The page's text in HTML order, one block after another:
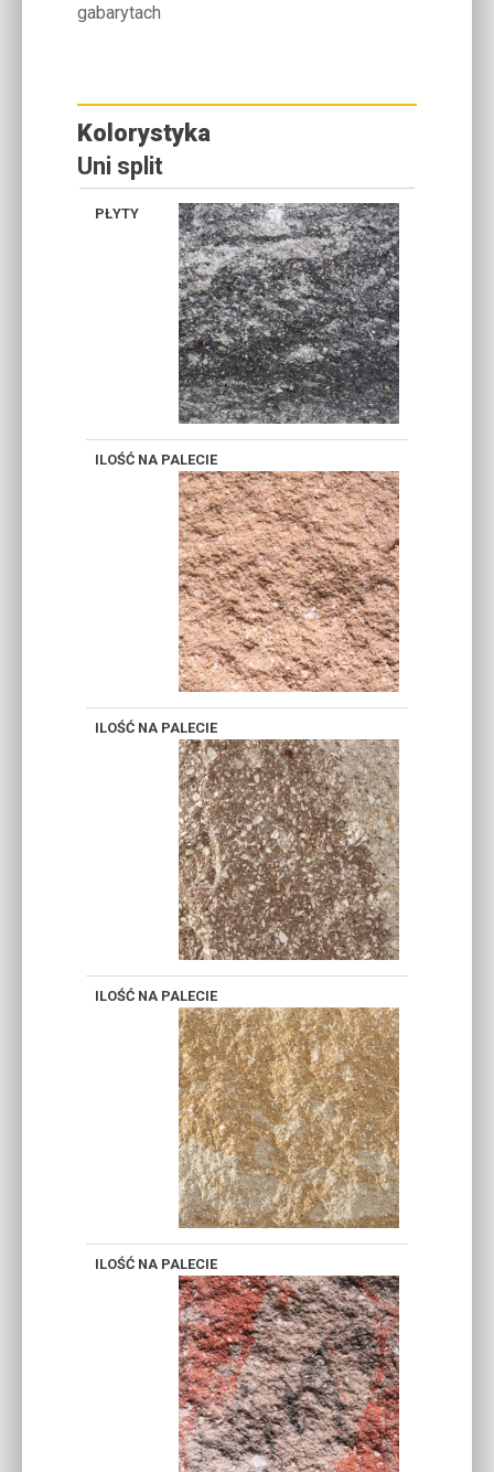
gabarytach
Kolorystyka
Uni split
PUSTAK
TYTAN
KREMOWY
BREKCJA
CAPPUCINO